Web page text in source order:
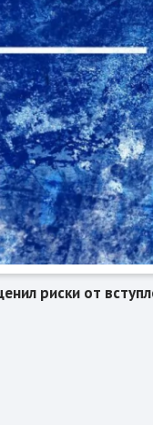
риски от